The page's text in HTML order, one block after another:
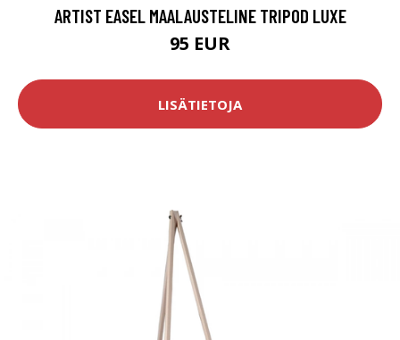
ARTIST EASEL MAALAUSTELINE TRIPOD LUXE
95 EUR
LISÄTIETOJA